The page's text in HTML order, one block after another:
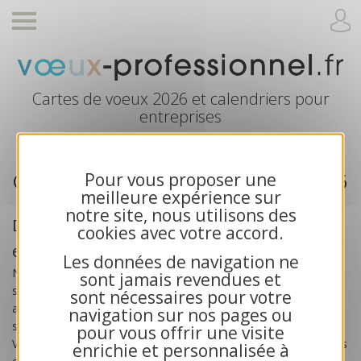
Pour vous proposer une
meilleure expérience sur
notre site, nous utilisons des
cookies avec votre accord.
Les données de navigation ne
sont jamais revendues et
sont nécessaires pour votre
navigation sur nos pages ou
pour vous offrir une visite
enrichie et personnalisée à
Cartes de voeux 2026 et calendriers pour
entreprises
Cartes de voeux professionnelle 2026
Des cartes de voeux créées pour les
entreprises
Nos cartes de voeux professionnelles 2026sont
spécialement créées pour lesentreprises, les artisans, les
associations et les collectivités publiques. Toutes nos cartes
sont exclusives et bénéficient d’une impression haute qualité.
Vous recherchez des cartes de voeux solidaires ? Choisissez nos